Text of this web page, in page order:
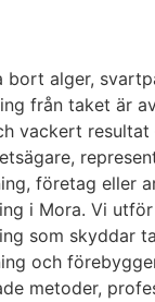
bort alger,
från taket är
vackert
företag eller
i Mora. Vi
som skyddar
och
metoder,